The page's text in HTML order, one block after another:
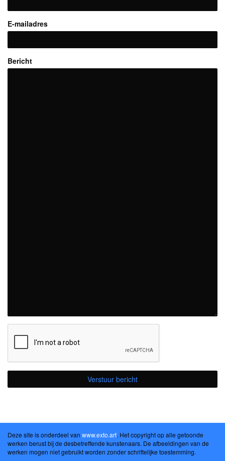
E-mailadres
Bericht
Deze site is onderdeel van www.exto.art. Het copyright op alle getoonde
werken berust bij de desbetreffende kunstenaars. De afbeeldingen van de
werken mogen niet gebruikt worden zonder schriftelijke toestemming.